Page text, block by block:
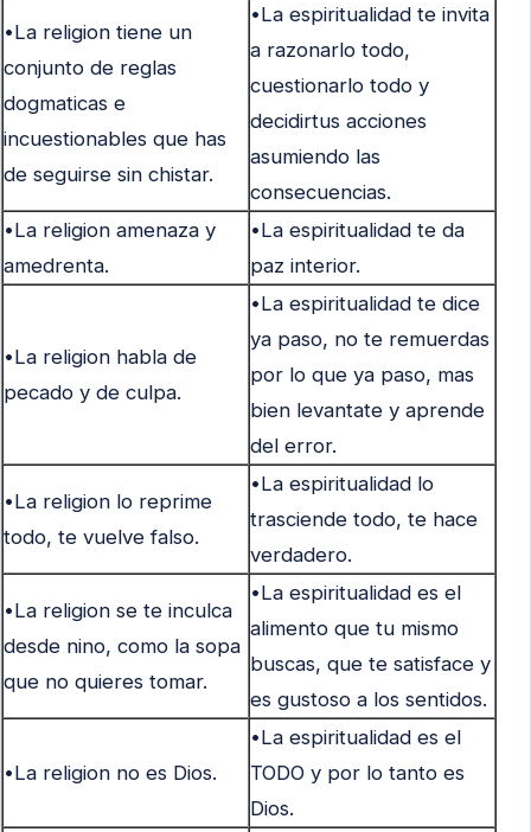
•La religion tiene un
conjunto de reglas
dogmaticas e
incuestionables que has
de seguirse sin chistar.
•La espiritualidad te invita
a razonarlo todo,
cuestionarlo todo y
decidirtus acciones
asumiendo las
consecuencias.
•La religion amenaza y
amedrenta.
•La espiritualidad te da
paz interior.
•La religion habla de
pecado y de culpa.
•La espiritualidad te dice
ya paso, no te remuerdas
por lo que ya paso, mas
bien levantate y aprende
del error.
•La religion lo reprime
todo, te vuelve falso.
•La espiritualidad lo
trasciende todo, te hace
verdadero.
•La religion se te inculca
desde nino, como la sopa
que no quieres tomar.
•La espiritualidad es el
alimento que tu mismo
buscas, que te satisface y
es gustoso a los sentidos.
•La religion no es Dios.
•La espiritualidad es el
TODO y por lo tanto es
Dios.